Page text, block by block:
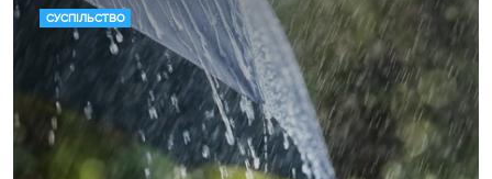
СУСПІЛЬСТВО